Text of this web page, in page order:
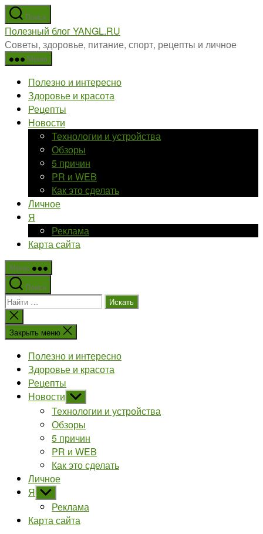
Перейти
к
содержимому
Поиск
Полезный блог YANGL.RU
Советы, здоровье, питание, спорт, рецепты и личное
Меню
Полезно и интересно
Здоровье и красота
Рецепты
Новости
Технологии и устройства
Обзоры
5 причин
PR и WEB
Как это сделать
Личное
Я
Реклама
Карта сайта
Меню
Поиск
Поиск:
Закрыть
поиск
Закрыть меню
Полезно и интересно
Здоровье и красота
Рецепты
Новости Показывать
подменю
Технологии и устройства
Обзоры
5 причин
PR и WEB
Как это сделать
Личное
Я Показывать
подменю
Реклама
Карта сайта